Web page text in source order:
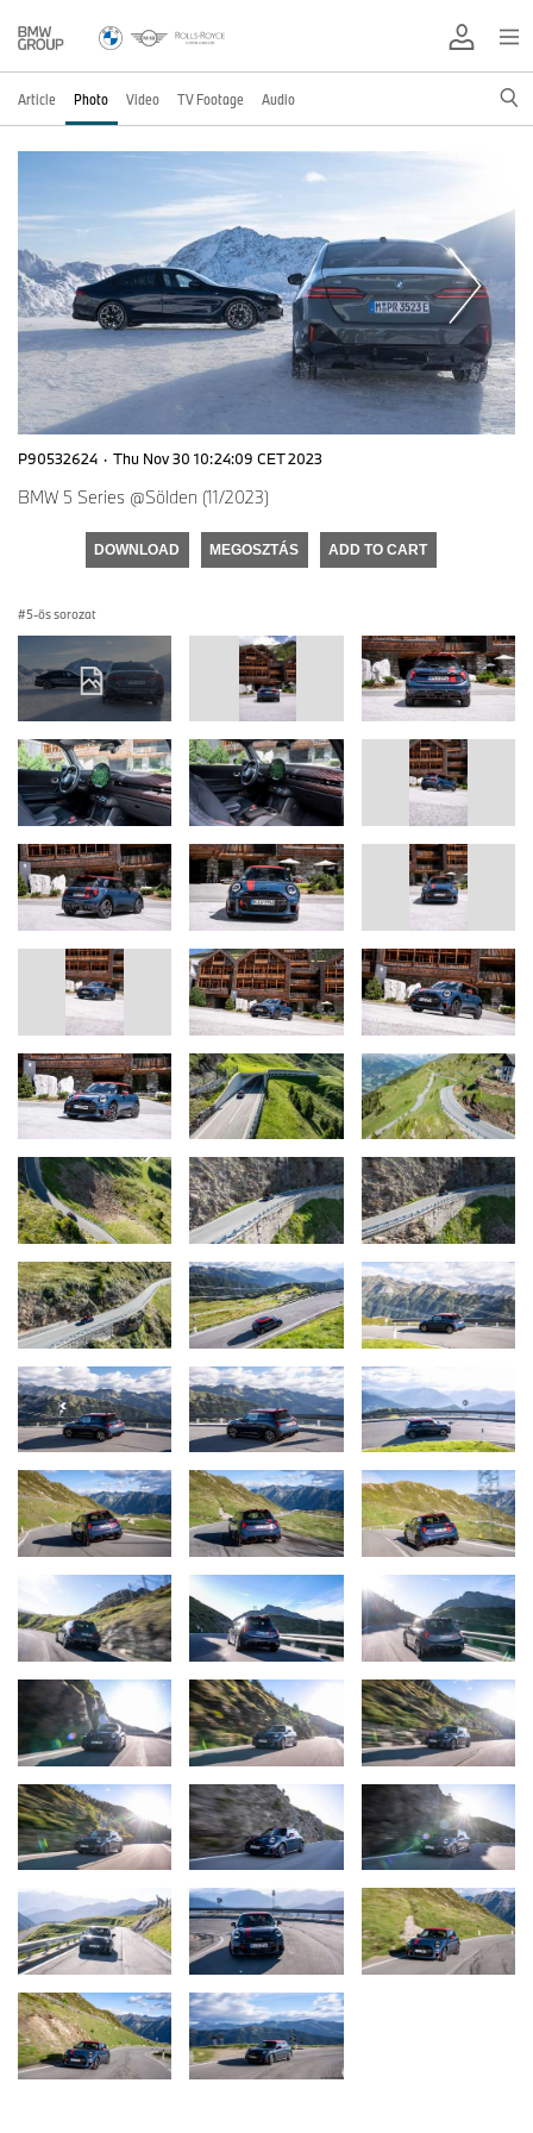
Article Photo Video TV Footage Audio
P90532624 · Thu Nov 30 10:24:09 CET 2023
BMW 5 Series @Sölden (11/2023)
DOWNLOAD MEGOSZTÁS ADD TO CART
5-ös sorozat